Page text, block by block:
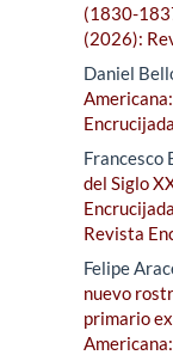
(1830-
(2026):
Daniel
Francesco
del Siglo
Revista
Felipe
nuevo
primario